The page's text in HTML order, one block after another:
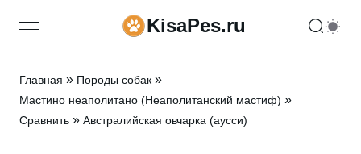
open navigation menuKisaPes.ru
Главная » Породы собак »
Мастино неаполитано (Неаполитанский мастиф) »
Сравнить » Австралийская овчарка (аусси)